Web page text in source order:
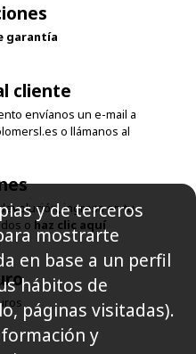
garantía
cliente
envíanos un e-mail a
o llámanos al
ingresa en tu
o haz clic aquí
y de terceros
mostrarte
en base a un perfil
hábitos de
páginas visitadas).
y